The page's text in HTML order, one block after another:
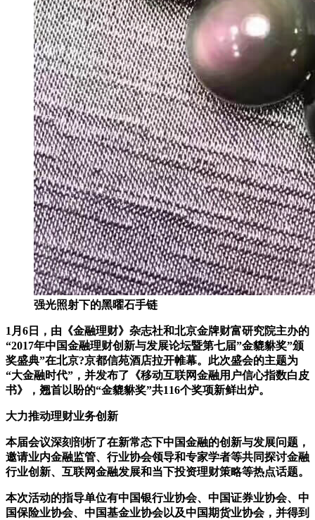
强光照射下的黑曜石手链
1月6日，由《金融理财》杂志社和北京金牌财富研究院主办的
“2017年中国金融理财创新与发展论坛暨第七届”金貔貅奖”颁
奖盛典”在北京?京都信苑酒店拉开帷幕。此次盛会的主题为
“大金融时代”，并发布了《移动互联网金融用户信心指数白皮
书》，翘首以盼的“金貔貅奖”共116个奖项新鲜出炉。
大力推动理财业务创新
本届会议深刻剖析了在新常态下中国金融的创新与发展问题，
邀请业内金融监管、行业协会领导和专家学者等共同探讨金融
行业创新、互联网金融发展和当下投资理财策略等热点话题。
本次活动的指导单位有中国银行业协会、中国证券业协会、中
国保险业协会、中国基金业协会以及中国期货业协会，并得到